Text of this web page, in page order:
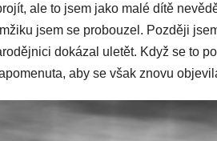
ale to jsem jako malé dítě
jsem se probouzel. Později
dokázal uletět. Když se to
aby se však znovu